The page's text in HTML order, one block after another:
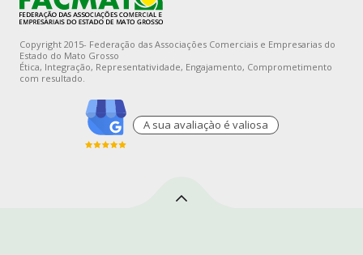
Copyright 2015- Federação das Associações Comerciais e Empresarias do
Estado do Mato Grosso
Ética, Integração, Representatividade, Engajamento, Comprometimento
com resultado.
A sua avaliaçào é valiosa